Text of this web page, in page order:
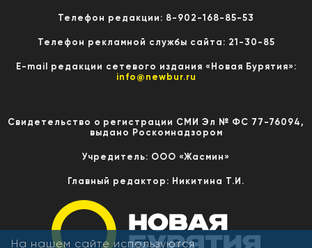
Телефон редакции: 8-902-168-85-53
Телефон рекламной службы сайта: 21-30-85
E-mail редакции сетевого издания «Новая Бурятия»:
info@newbur.ru
Свидетельство о регистрации СМИ Эл № ФС 77-76094,
выдано Роскомнадзором
Учредитель: ООО «Жасмин»
Главный редактор: Никитина Т.И.
На нашем сайте используются